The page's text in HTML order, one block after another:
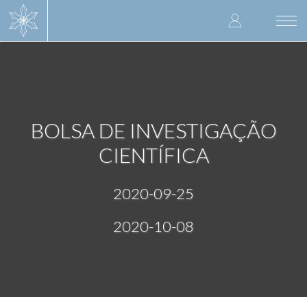
User
account
BOLSA DE INVESTIGAÇÃO
CIENTÍFICA
2020-09-25
2020-10-08